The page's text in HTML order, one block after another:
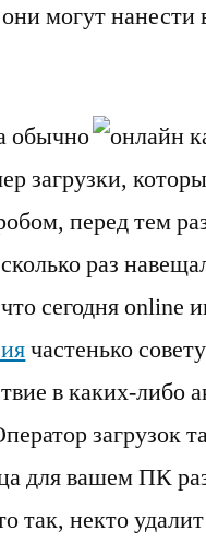
могут нанести
обычно
загрузки,
перед тем
раз
сегодня online
частенько
в каких-либо
загрузок
для вашем ПК
так, некто